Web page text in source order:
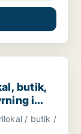
eller
butik,
i
/ butik /